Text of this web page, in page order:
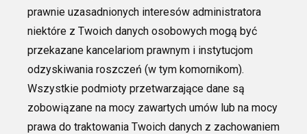
prawnie uzasadnionych interesów administratora
niektóre z Twoich danych osobowych mogą być
przekazane kancelariom prawnym i instytucjom
odzyskiwania roszczeń (w tym komornikom).
Wszystkie podmioty przetwarzające dane są
zobowiązane na mocy zawartych umów lub na mocy
prawa do traktowania Twoich danych z zachowaniem